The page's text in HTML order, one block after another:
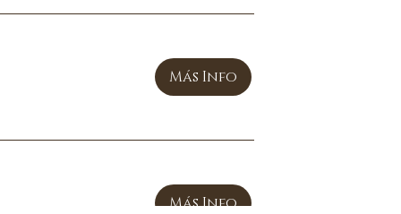
Más Info
Más Info